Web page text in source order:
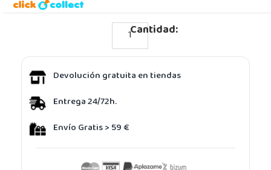
Cantidad:
Devolución gratuita en tiendas
Entrega 24/72h.
Envío Gratis > 59 €